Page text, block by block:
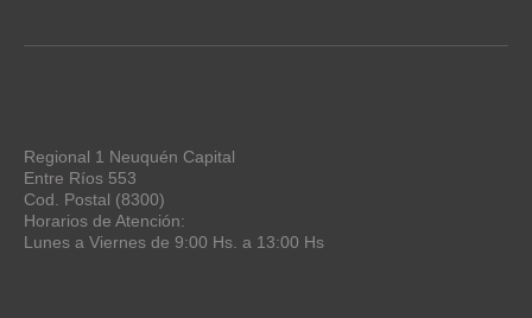
Regional 1 Neuquén Capital
Entre Ríos 553
Cod. Postal (8300)
Horarios de Atención:
Lunes a Viernes de 9:00 Hs. a 13:00 Hs